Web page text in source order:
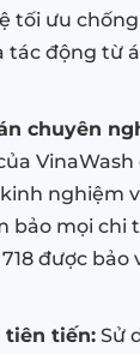
tối ưu
tác động từ
chuyên
nghiệm
bảo mọi chi
được bảo
tiên tiến: Sử